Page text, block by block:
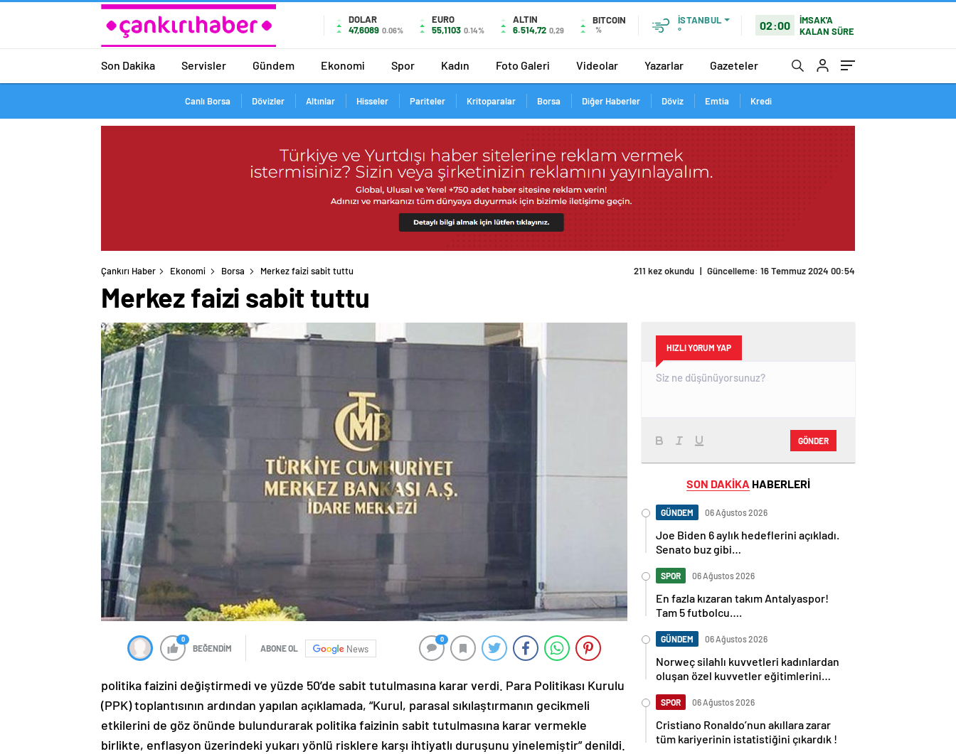
DOLAR
47,6089 0.06%
EURO
55,1103 0.14%
ALTIN
6.514,72 0,29
BITCOIN
%
İSTANBUL
°
02:00
İMSAK'A
KALAN SÜRE
Son Dakika Servisler Gündem Ekonomi Spor Kadın Foto Galeri Videolar Yazarlar Gazeteler
Canlı Borsa Dövizler Altınlar Hisseler Pariteler Kritoparalar Borsa Diğer Haberler Döviz Emtia Kredi
Çankırı Haber Ekonomi Borsa Merkez faizi sabit tuttu 211 kez okundu | Güncelleme: 16 Temmuz 2024 00:54
Merkez faizi sabit tuttu
0
BEĞENDİM ABONE OL News
0
politika faizini değiştirmedi ve yüzde 50’de sabit tutulmasına karar verdi. Para Politikası Kurulu
(PPK) toplantısının ardından yapılan açıklamada, “Kurul, parasal sıkılaştırmanın gecikmeli
etkilerini de göz önünde bulundurarak politika faizinin sabit tutulmasına karar vermekle
birlikte, enflasyon üzerindeki yukarı yönlü risklere karşı ihtiyatlı duruşunu yinelemiştir” denildi.
HIZLI YORUM YAP
GÖNDER
SON DAKİKA HABERLERİ
GÜNDEM 06 Ağustos 2026
Joe Biden 6 aylık hedeflerini açıkladı.
Senato buz gibi…
SPOR 06 Ağustos 2026
En fazla kızaran takım Antalyaspor!
Tam 5 futbolcu….
GÜNDEM 06 Ağustos 2026
Norweç silahlı kuvvetleri kadınlardan
oluşan özel kuvvetler eğitimlerini
SPOR 06 Ağustos 2026
Cristiano Ronaldo’nun akıllara zarar
tüm kariyerinin istatistiğini çıkardık !